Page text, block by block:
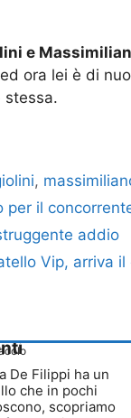
e
ed ora lei è di
stessa.
,
per il
addio
Vip, arriva il
De Filippi ha un
che in pochi
scopriamo